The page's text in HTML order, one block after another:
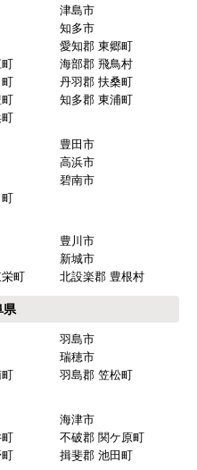
したか？
したか？
レンジフー
由は？】
きましたか？】
津島市
知多市
愛知郡 東郷町
海部郡 飛鳥村
丹羽郡 扶桑町
知多郡 東浦町
豊田市
高浜市
碧南市
豊川市
新城市
町 北設楽郡 豊根村
県
羽島市
瑞穂市
羽島郡 笠松町
海津市
不破郡 関ケ原町
揖斐郡 池田町